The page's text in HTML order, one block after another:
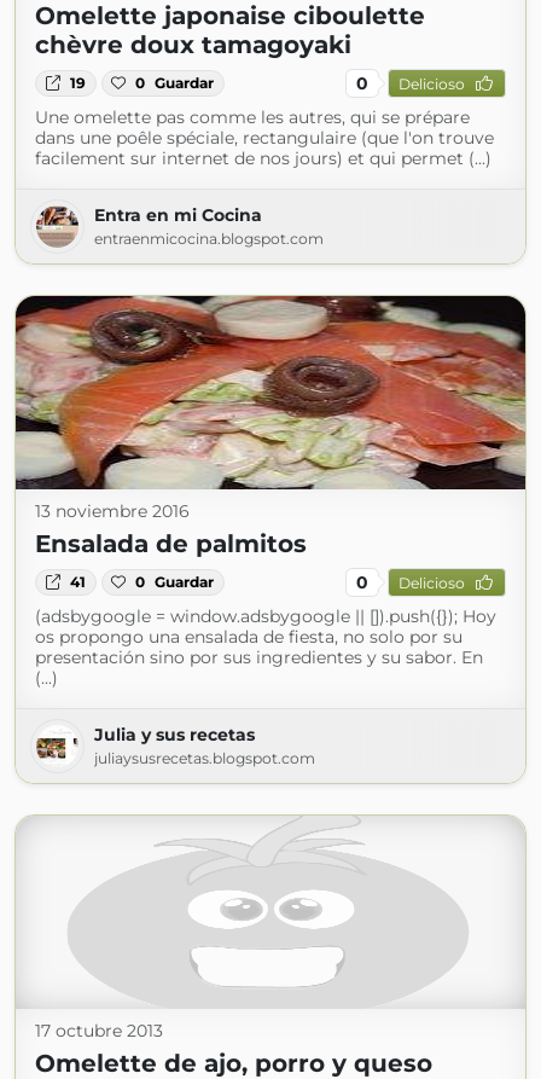
Omelette japonaise ciboulette
chèvre doux tamagoyaki
19 0 Guardar 0 Delicioso
Une omelette pas comme les autres, qui se prépare
dans une poêle spéciale, rectangulaire (que l'on trouve
facilement sur internet de nos jours) et qui permet (...)
Entra en mi Cocina
entraenmicocina.blogspot.com
13 noviembre 2016
Ensalada de palmitos
41 0 Guardar 0 Delicioso
(adsbygoogle = window.adsbygoogle || []).push({}); Hoy
os propongo una ensalada de fiesta, no solo por su
presentación sino por sus ingredientes y su sabor. En
(...)
Julia y sus recetas
juliaysusrecetas.blogspot.com
17 octubre 2013
Omelette de ajo, porro y queso